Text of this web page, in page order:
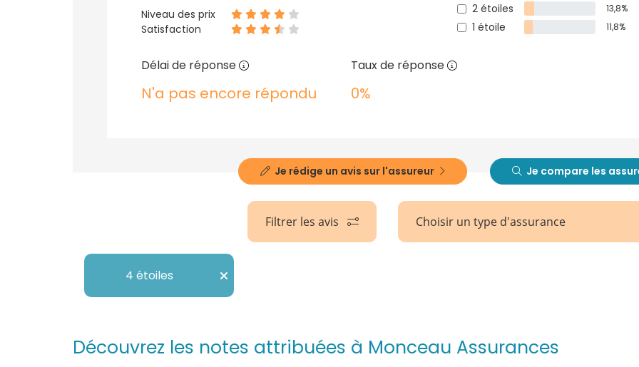
Niveau des prix
Satisfaction
2 étoiles 13,8%
1 étoile 11,8%
Délai de réponse
N'a pas encore répondu
Taux de réponse
0%
Je rédige un avis sur l'assureur Je compare les
Filtrer les avis Choisir un type d'assurance
4 étoiles
Découvrez les notes attribuées à Monceau Assurances